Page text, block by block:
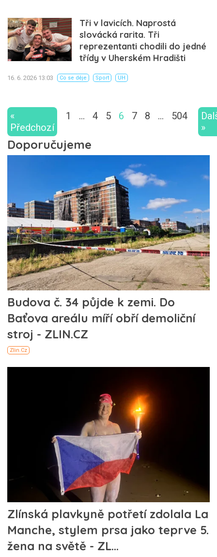
Tři v lavicích. Naprostá
slovácká rarita. Tři
reprezentanti chodili do jedné
třídy v Uherském Hradišti
16. 6. 2026 13:03 Co se děje Sport UH
«
Předchozí
1 … 4 5 6 7 8 … 504
»